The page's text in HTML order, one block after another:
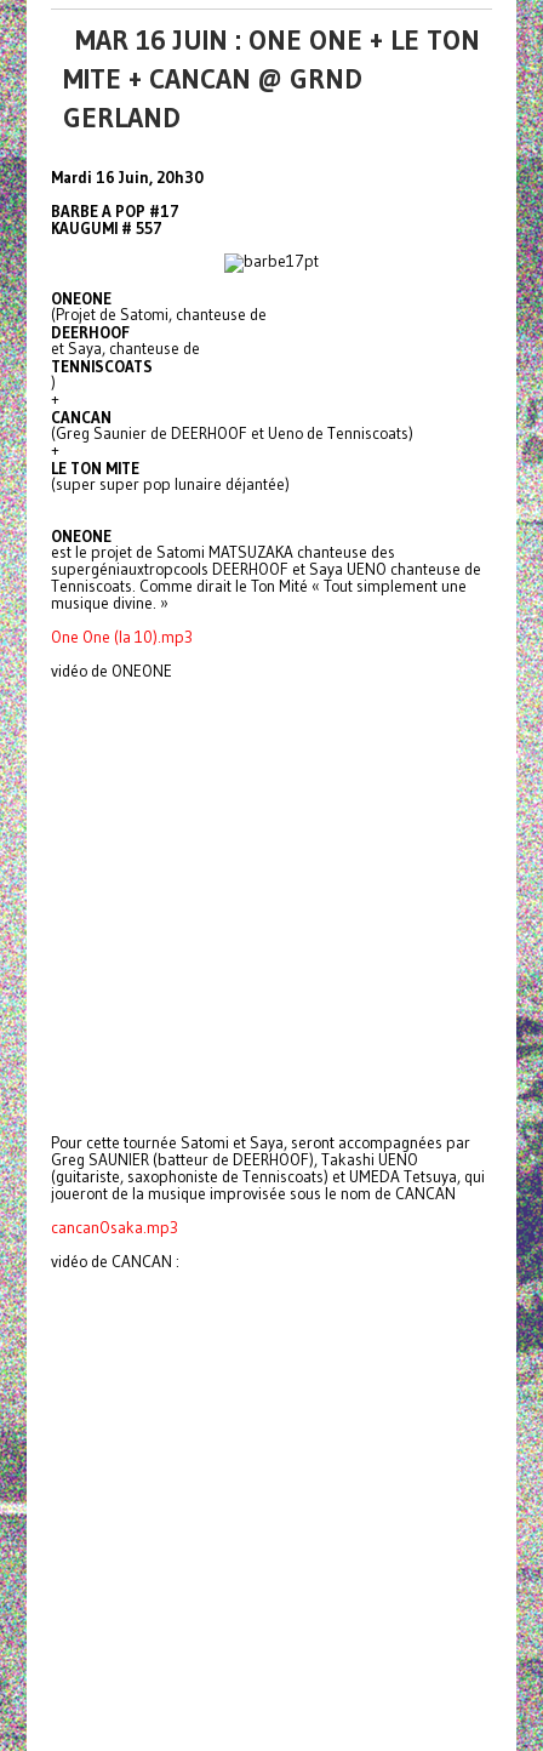
MAR 16 JUIN : ONE ONE + LE TON
MITE + CANCAN @ GRND
GERLAND
Mardi 16 Juin, 20h30
BARBE A POP #17
KAUGUMI # 557
ONEONE
(Projet de Satomi, chanteuse de
DEERHOOF
et Saya, chanteuse de
TENNISCOATS
)
+
CANCAN
(Greg Saunier de DEERHOOF et Ueno de Tenniscoats)
+
LE TON MITE
(super super pop lunaire déjantée)
ONEONE
est le projet de Satomi MATSUZAKA chanteuse des
supergéniauxtropcools DEERHOOF et Saya UENO chanteuse de
Tenniscoats. Comme dirait le Ton Mité « Tout simplement une
musique divine. »
One One (la 10).mp3
vidéo de ONEONE
Pour cette tournée Satomi et Saya, seront accompagnées par
Greg SAUNIER (batteur de DEERHOOF), Takashi UENO
(guitariste, saxophoniste de Tenniscoats) et UMEDA Tetsuya, qui
joueront de la musique improvisée sous le nom de CANCAN
cancanOsaka.mp3
vidéo de CANCAN :